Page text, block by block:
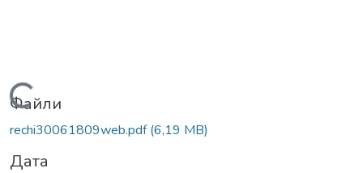
Вантажиться...
Файли
rechi30061809web.pdf(6,19 MB)
Дата